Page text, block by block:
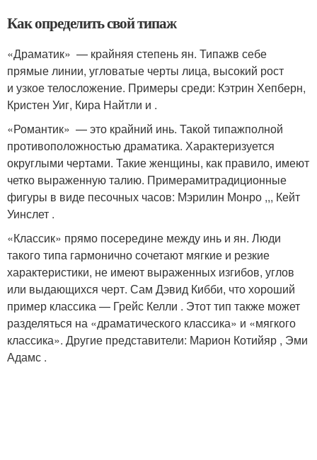
Как определить свой типаж
«Драматик» — крайняя степень ян. Типажв себе
прямые линии, угловатые черты лица, высокий рост
и узкое телосложение. Примеры среди: Кэтрин Хепберн,
Кристен Уиг, Кира Найтли и .
«Романтик» — это крайний инь. Такой типажполной
противоположностью драматика. Характеризуется
округлыми чертами. Такие женщины, как правило, имеют
четко выраженную талию. Примерамитрадиционные
фигуры в виде песочных часов: Мэрилин Монро ,,, Кейт
Уинслет .
«Классик» прямо посередине между инь и ян. Люди
такого типа гармонично сочетают мягкие и резкие
характеристики, не имеют выраженных изгибов, углов
или выдающихся черт. Сам Дэвид Кибби, что хороший
пример классика — Грейс Келли . Этот тип также может
разделяться на «драматического классика» и «мягкого
классика». Другие представители: Марион Котийяр , Эми
Адамс .